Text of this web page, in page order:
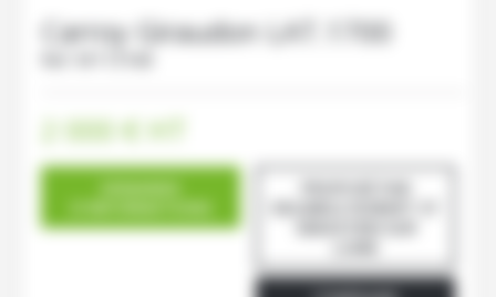
Carroy GiraudonLAT.1700
2 000€ HT